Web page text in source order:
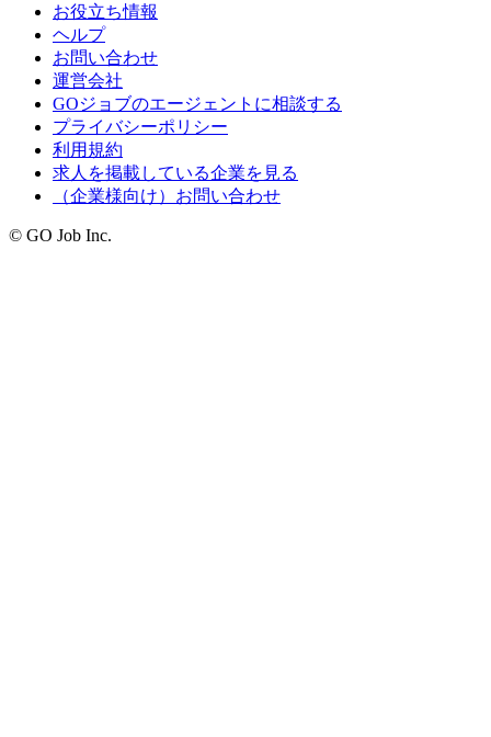
お役立ち情報
ヘルプ
お問い合わせ
運営会社
GOジョブのエージェントに相談する
プライバシーポリシー
利用規約
求人を掲載している企業を見る
（企業様向け）お問い合わせ
© GO Job Inc.